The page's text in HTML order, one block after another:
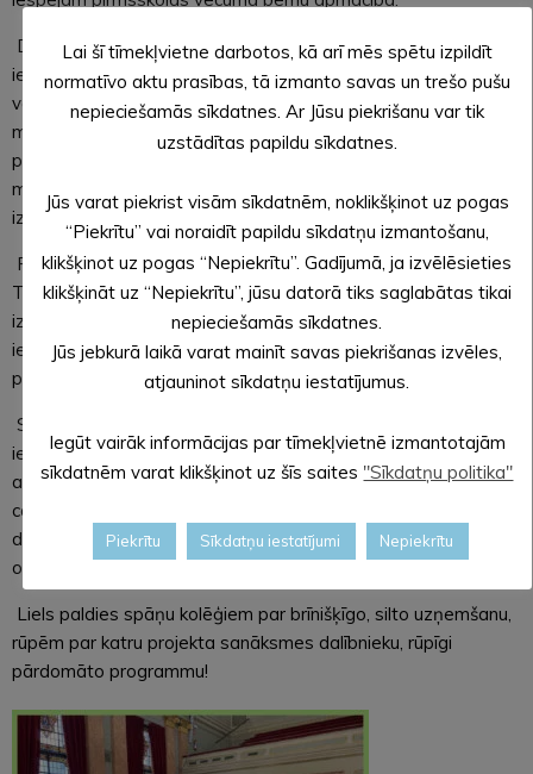
Dita Holla bija apkopojusi mūsu pieredzi skolotāju apmācībā
iestādē par e-klases lietošanu darba plānošanai, saziņai ar
vecākiem, gan dažādu rīku un vietņu izmantošanu saistošāka
mācību procesa organizēšanai, kā arī dalījās ar savu
personīgo pieredzi, kā veiksmīgi prezentēt paveikto valsts
mēroga semināros, sanāksmēs kolēģiem citās pirmsskolas
izglītības iestādēs.
Projekta galvenās koordinatores, Grieķijas bērnudārza Rizari
Trikala direktores, Annas Magkiosi vadībā tika apspriesti un
izvirzīti turpmākie uzdevumi, kas partneriem jāveic katrā
iestādē savā valstī, kā arī regulāri jāatspoguļoeTwinning
platformā.
Spānijas kolēģi bija padomājuši, lai projekta partneri pēc
iespējas vairāk iepazītos ar uzņemošo valsti, tāpēc
atpakaļceļš uz Valensiju noslēguma dienā tika organizēts
caur Kartahenu, kur apmeklējām senās romiešu teātra
drupas, izbraucām ar kuģīti, kā arī apmeklējām Cabo de Palos
ostu.
Liels paldies spāņu kolēģiem par brīnišķīgo, silto uzņemšanu,
rūpēm par katru projekta sanāksmes dalībnieku, rūpīgi
pārdomāto programmu!
Lai šī tīmekļvietne darbotos, kā arī mēs spētu izpildīt
normatīvo aktu prasības, tā izmanto savas un trešo pušu
nepieciešamās sīkdatnes. Ar Jūsu piekrišanu var tik
uzstādītas papildu sīkdatnes.
Jūs varat piekrist visām sīkdatnēm, noklikšķinot uz pogas
“Piekrītu” vai noraidīt papildu sīkdatņu izmantošanu,
klikšķinot uz pogas “Nepiekrītu”. Gadījumā, ja izvēlēsieties
klikšķināt uz “Nepiekrītu”, jūsu datorā tiks saglabātas tikai
nepieciešamās sīkdatnes.
Jūs jebkurā laikā varat mainīt savas piekrišanas izvēles,
atjauninot sīkdatņu iestatījumus.
Iegūt vairāk informācijas par tīmekļvietnē izmantotajām
sīkdatnēm varat klikšķinot uz šīs saites "Sīkdatņu politika"
Piekrītu Sīkdatņu iestatījumi Nepiekrītu